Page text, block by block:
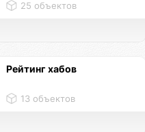
25 объектов
Рейтинг хабов
13 объектов